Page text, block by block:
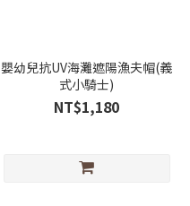
嬰幼兒抗UV海灘遮陽漁夫帽(義
式小騎士)
NT$1,180